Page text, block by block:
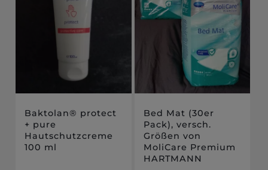
Baktolan® protect
+ pure
Hautschutzcreme
100 ml
Bed Mat (30er
Pack), versch.
Größen von
MoliCare Premium
HARTMANN